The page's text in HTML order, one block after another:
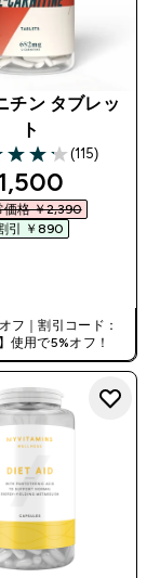
チン タブレッ
ト
out of 5 stars
(115)
価格 ￥2,390‎
引 ￥890‎
フ｜割引コード：
使用で5%オフ！